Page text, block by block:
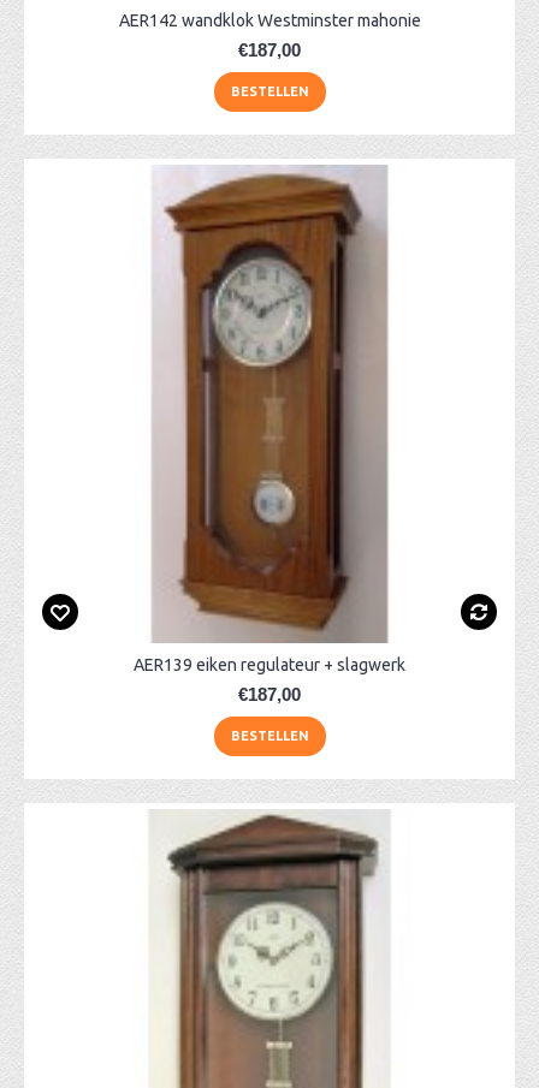
AER142 wandklok Westminster mahonie
€187,00
BESTELLEN
AER139 eiken regulateur + slagwerk
€187,00
BESTELLEN